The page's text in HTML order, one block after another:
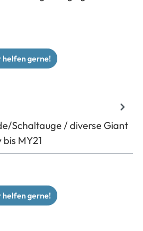
helfen gerne!
Schaltauge / diverse Giant
MY21
helfen gerne!